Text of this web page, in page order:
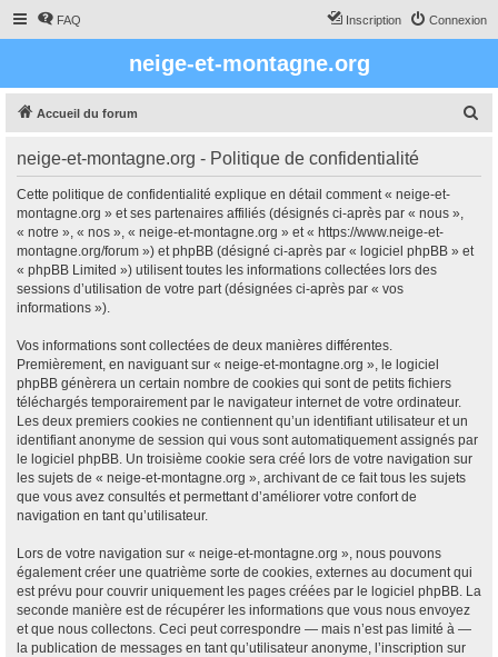
FAQ Connexion
Inscription
neige-et-montagne.org
Accueil du forum
neige-et-montagne.org - Politique de confidentialité
Cette politique de confidentialité explique en détail comment « neige-et-
montagne.org » et ses partenaires affiliés (désignés ci-après par « nous »,
« notre », « nos », « neige-et-montagne.org » et « https://www.neige-et-
montagne.org/forum ») et phpBB (désigné ci-après par « logiciel phpBB » et
« phpBB Limited ») utilisent toutes les informations collectées lors des
sessions d’utilisation de votre part (désignées ci-après par « vos
informations »).
Vos informations sont collectées de deux manières différentes.
Premièrement, en naviguant sur « neige-et-montagne.org », le logiciel
phpBB génèrera un certain nombre de cookies qui sont de petits fichiers
téléchargés temporairement par le navigateur internet de votre ordinateur.
Les deux premiers cookies ne contiennent qu’un identifiant utilisateur et un
identifiant anonyme de session qui vous sont automatiquement assignés par
le logiciel phpBB. Un troisième cookie sera créé lors de votre navigation sur
les sujets de « neige-et-montagne.org », archivant de ce fait tous les sujets
que vous avez consultés et permettant d’améliorer votre confort de
navigation en tant qu’utilisateur.
Lors de votre navigation sur « neige-et-montagne.org », nous pouvons
également créer une quatrième sorte de cookies, externes au document qui
est prévu pour couvrir uniquement les pages créées par le logiciel phpBB. La
seconde manière est de récupérer les informations que vous nous envoyez
et que nous collectons. Ceci peut correspondre — mais n’est pas limité à —
la publication de messages en tant qu’utilisateur anonyme, l’inscription sur